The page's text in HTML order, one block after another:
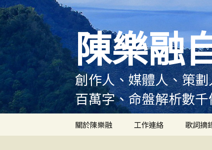
跳
至
主
容
陳樂融
創作人、媒體人、策
百萬字、命盤解析數
關於陳樂融 工作連絡 歌詞摘